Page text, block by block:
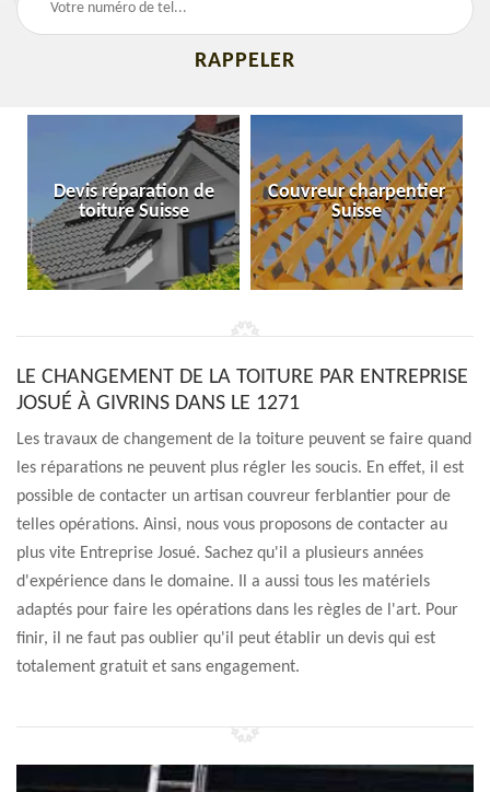
Devis réparation de
toiture Suisse
Couvreur charpentier
Suisse
LE CHANGEMENT DE LA TOITURE PAR ENTREPRISE
JOSUÉ À GIVRINS DANS LE 1271
Les travaux de changement de la toiture peuvent se faire quand
les réparations ne peuvent plus régler les soucis. En effet, il est
possible de contacter un artisan couvreur ferblantier pour de
telles opérations. Ainsi, nous vous proposons de contacter au
plus vite Entreprise Josué. Sachez qu'il a plusieurs années
d'expérience dans le domaine. Il a aussi tous les matériels
adaptés pour faire les opérations dans les règles de l'art. Pour
finir, il ne faut pas oublier qu'il peut établir un devis qui est
totalement gratuit et sans engagement.